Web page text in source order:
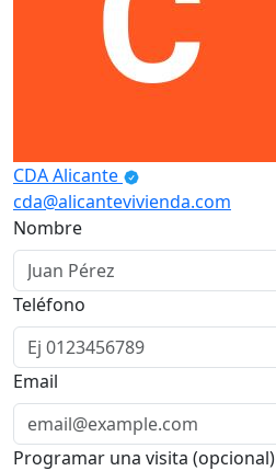
CDA Alicante
cda@alicantevivienda.com
Nombre
Teléfono
Email
Programar una visita (opcional)